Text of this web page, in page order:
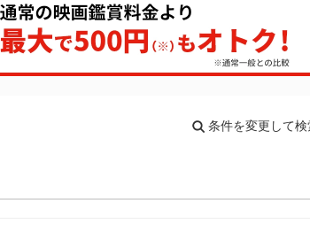
条件を変更して検